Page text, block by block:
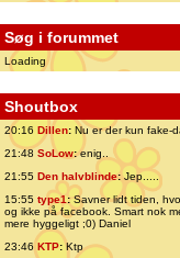
Søg i forummet
Loading
Shoutbox
20:16 Dillen: Nu er der kun fake-
21:48 SoLow:enig..
21:55 Den halvblinde:Jep.....
15:55 type1:Savner lidt tiden,
og ikke på facebook. Smart nok
mere hyggeligt ;0) Daniel
23:46 KTP:Ktp